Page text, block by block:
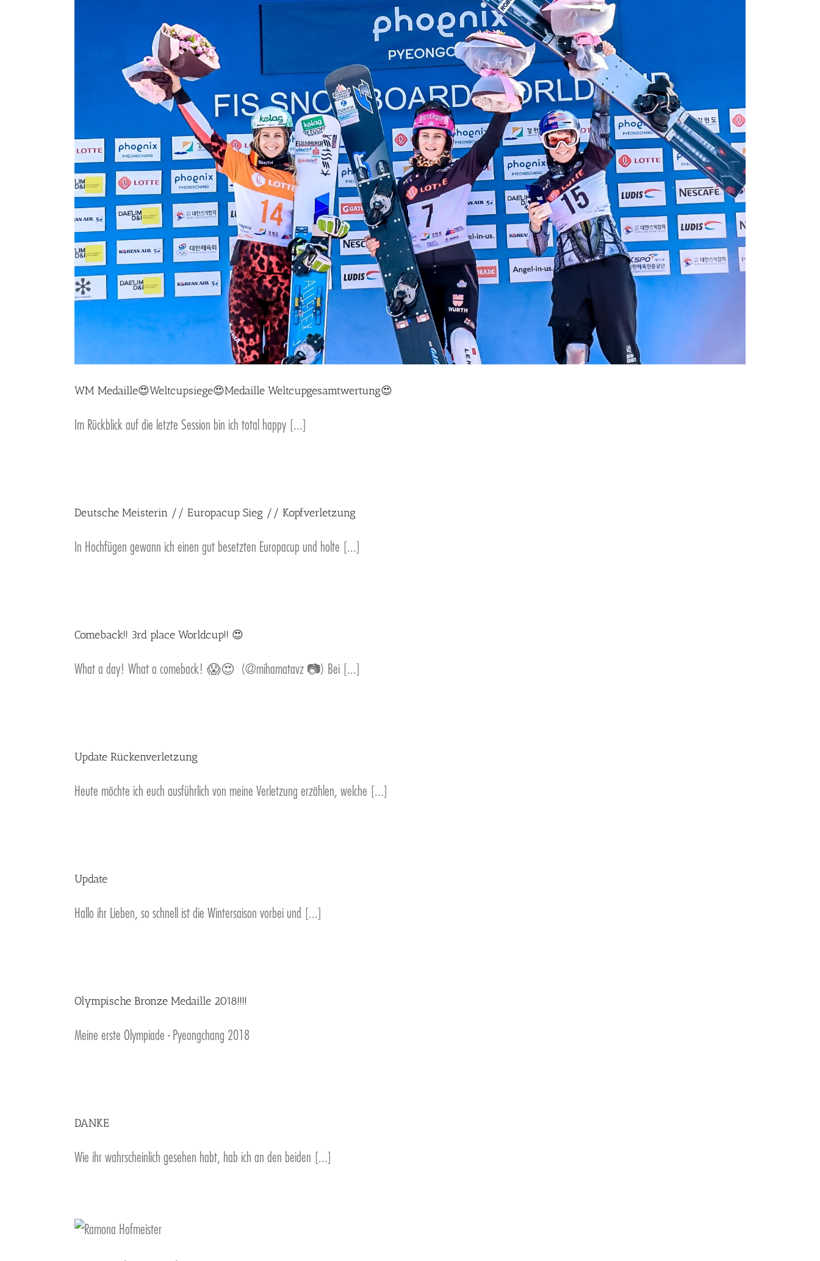
WM Medaille😍Weltcupsiege😍Medaille Weltcupgesamtwertung😍
Im Rückblick auf die letzte Session bin ich total happy [...]
Deutsche Meisterin // Europacup Sieg // Kopfverletzung
In Hochfügen gewann ich einen gut besetzten Europacup und holte [...]
Comeback!! 3rd place Worldcup!! 😍
What a day! What a comeback! 😱😍 (@mihamatavz 📷) Bei [...]
Update Rückenverletzung
Heute möchte ich euch ausführlich von meine Verletzung erzählen, welche [...]
Update
Hallo ihr Lieben, so schnell ist die Wintersaison vorbei und [...]
Olympische Bronze Medaille 2018!!!!
Meine erste Olympiade - Pyeongchang 2018
DANKE
Wie ihr wahrscheinlich gesehen habt, hab ich an den beiden [...]